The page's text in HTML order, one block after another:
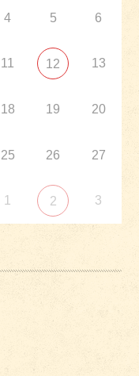
4 5 6
11 12 13
18 19 20
25 26 27
1 2 3